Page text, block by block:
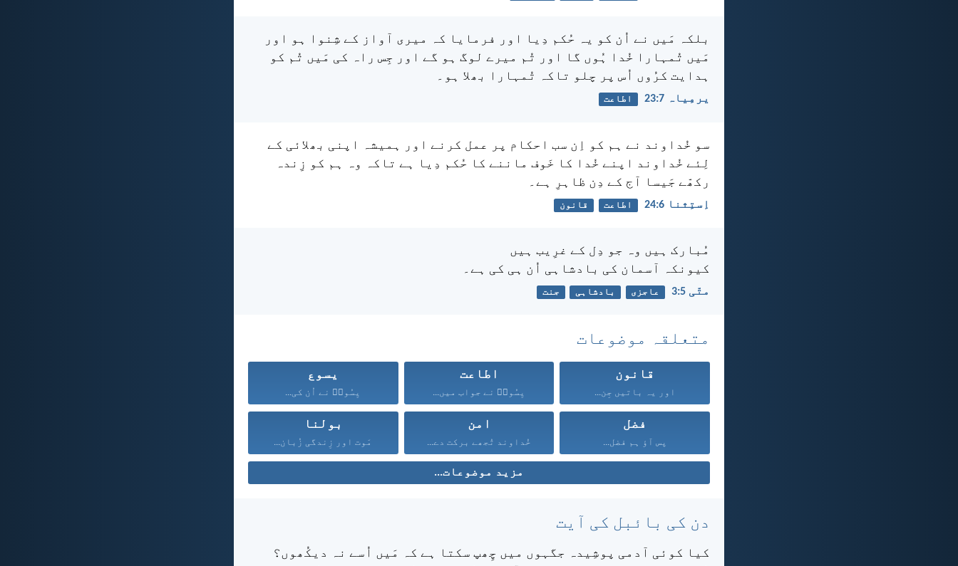
بلکہ مَیں نے اُن کو یہ حُکم دِیا اور فرمایا کہ میری آواز کے شِنوا ہو اور
مَیں تُمہارا خُدا ہُوں گا اور تُم میرے لوگ ہو گے اور جِس راہ کی مَیں تُم کو
ہدایت کرُوں اُس پر چلو تاکہ تُمہارا بھلا ہو۔
یرمِیاہ 7:‏23 اطاعت
سو خُداوند نے ہم کو اِن سب احکام پر عمل کرنے اور ہمیشہ اپنی بھلائی کے
لِئے خُداوند اپنے خُدا کا خَوف ماننے کا حُکم دِیا ہے تاکہ وہ ہم کو زِندہ
رکھّے جَیسا آج کے دِن ظاہرِ ہے۔
اِستِثنا 6:‏24 اطاعت قانون
مُبارک ہیں وہ جو دِل کے غرِیب ہیں
کیونکہ آسمان کی بادشاہی اُن ہی کی ہے۔
متّی 5:‏3 عاجزی بادشاہی جنت
متعلقہ موضوعات
قانون
اور یہ باتیں جِن...
اطاعت
یِسُوعؔ نے جواب میں...
یسوع
یِسُوعؔ نے اُن کی...
فضل
پس آؤ ہم فضل...
امن
خُداوند تُجھے برکت دے...
بولنا
مَوت اور زِندگی زُبان...
مزید موضوعات...
دن کی بائبل کی آیت
کیا کوئی آدمی پوشِیدہ جگہوں میں چِھپ سکتا ہے کہ مَیں اُسے نہ دیکُھوں؟